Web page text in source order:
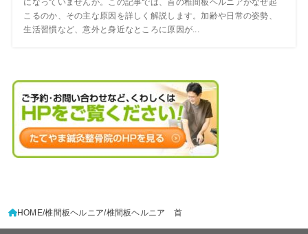
になっていませんか。この記事では、首の椎間板ヘルニアがなぜ起
こるのか、その主な原因を詳しく解説します。加齢や日常の姿勢、
生活習慣など、意外と身近なところに原因が...
HOME 椎間板ヘルニア 椎間板ヘルニア 首